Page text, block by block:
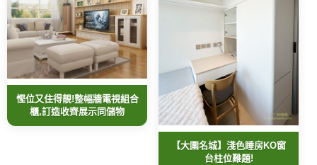
慳位又住得靚!整幅牆電視組合
櫃,訂造收齊展示同儲物
【大圍名城】淺色睡房KO窗
台柱位難題!